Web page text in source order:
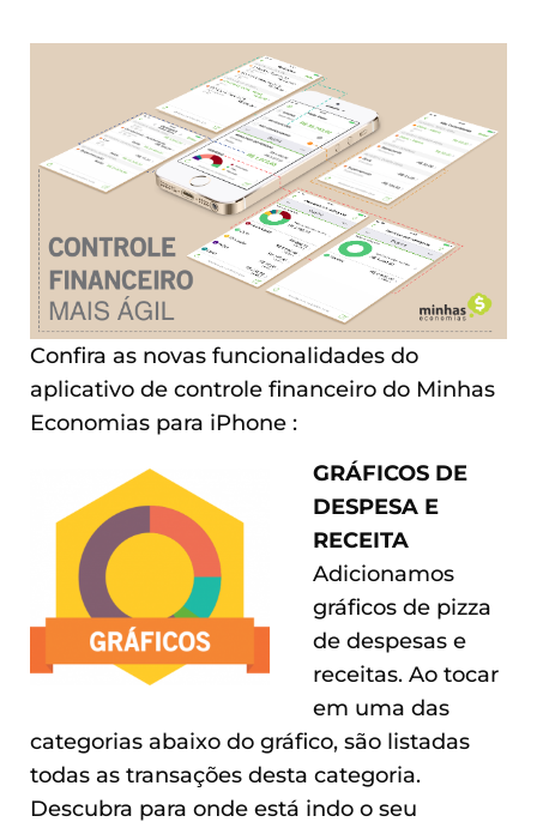
Confira as novas funcionalidades do
aplicativo de controle financeiro do Minhas
Economias para iPhone :
GRÁFICOS DE
DESPESA E
RECEITA
Adicionamos
gráficos de pizza
de despesas e
receitas. Ao tocar
em uma das
categorias abaixo do gráfico, são listadas
todas as transações desta categoria.
Descubra para onde está indo o seu